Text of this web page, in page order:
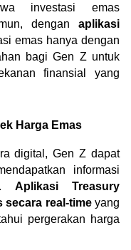
investasi emas
dengan aplikasi
bagi Gen Z untuk
finansial yang
Harga Emas
digital, Gen Z dapat
informasi
Aplikasi Treasury
secara real-time yang
pergerakan harga